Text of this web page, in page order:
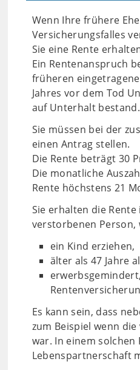
Wenn Ihre frühere
Versicherungsfalles
Sie eine Rente
Ein Rentenanspruch
früheren
Jahres vor dem Tod
auf Unterhalt bestand.
Sie müssen bei der
einen Antrag stellen.
Die Rente beträgt 30
Die monatliche
Rente höchstens 21
Sie erhalten die
verstorbenen Person,
ein Kind erziehen,
älter als 47 Jahre
Es kann sein, dass
zum Beispiel wenn
war. In einem solchen
Lebenspartnerschaft